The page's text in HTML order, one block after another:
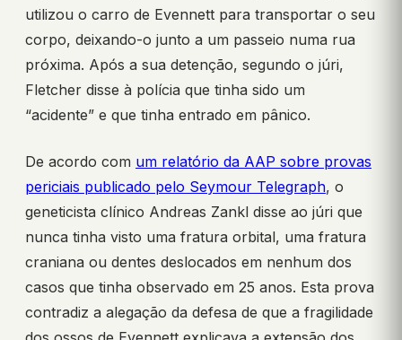
utilizou o carro de Evennett para transportar o seu
corpo, deixando-o junto a um passeio numa rua
próxima. Após a sua detenção, segundo o júri,
Fletcher disse à polícia que tinha sido um
“acidente” e que tinha entrado em pânico.
De acordo com um relatório da AAP sobre provas
periciais publicado pelo Seymour Telegraph, o
geneticista clínico Andreas Zankl disse ao júri que
nunca tinha visto uma fratura orbital, uma fratura
craniana ou dentes deslocados em nenhum dos
casos que tinha observado em 25 anos. Esta prova
contradiz a alegação da defesa de que a fragilidade